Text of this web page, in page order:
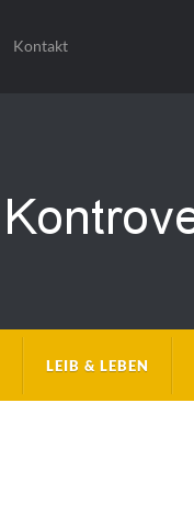
Kontakt
LEIB & LEBEN